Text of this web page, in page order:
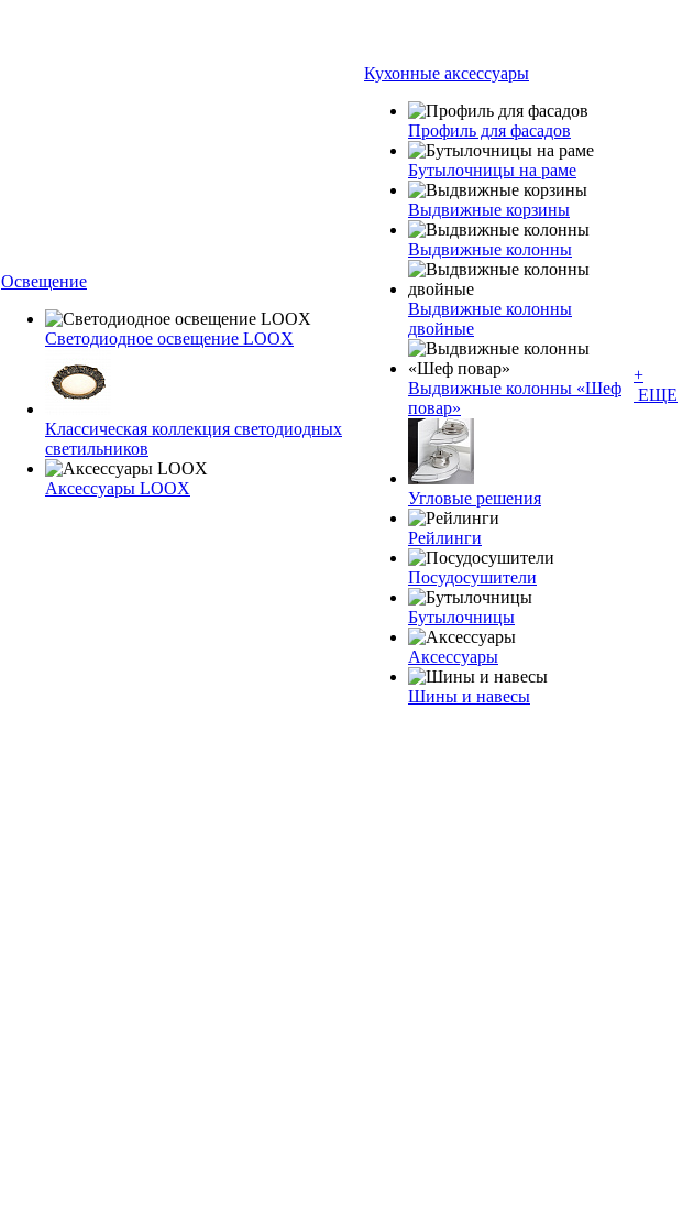
Освещение
Светодиодное освещение LOOX
Классическая коллекция светодиодных
светильников
Аксессуары LOOX
Кухонные аксессуары
Профиль для фасадов
Бутылочницы на раме
Выдвижные корзины
Выдвижные колонны
Выдвижные колонны
двойные
Bыдвижные колонны «Шеф
повар»
Угловые решения
Рейлинги
Посудосушители
Бутылочницы
Аксессуары
Шины и навесы
+
ЕЩЕ